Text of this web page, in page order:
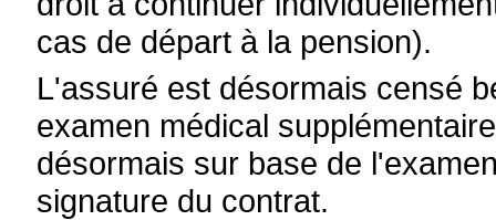
cas de départ à la pension).
L'assuré est désormais censé
examen médical
désormais sur base de
signature du contrat.